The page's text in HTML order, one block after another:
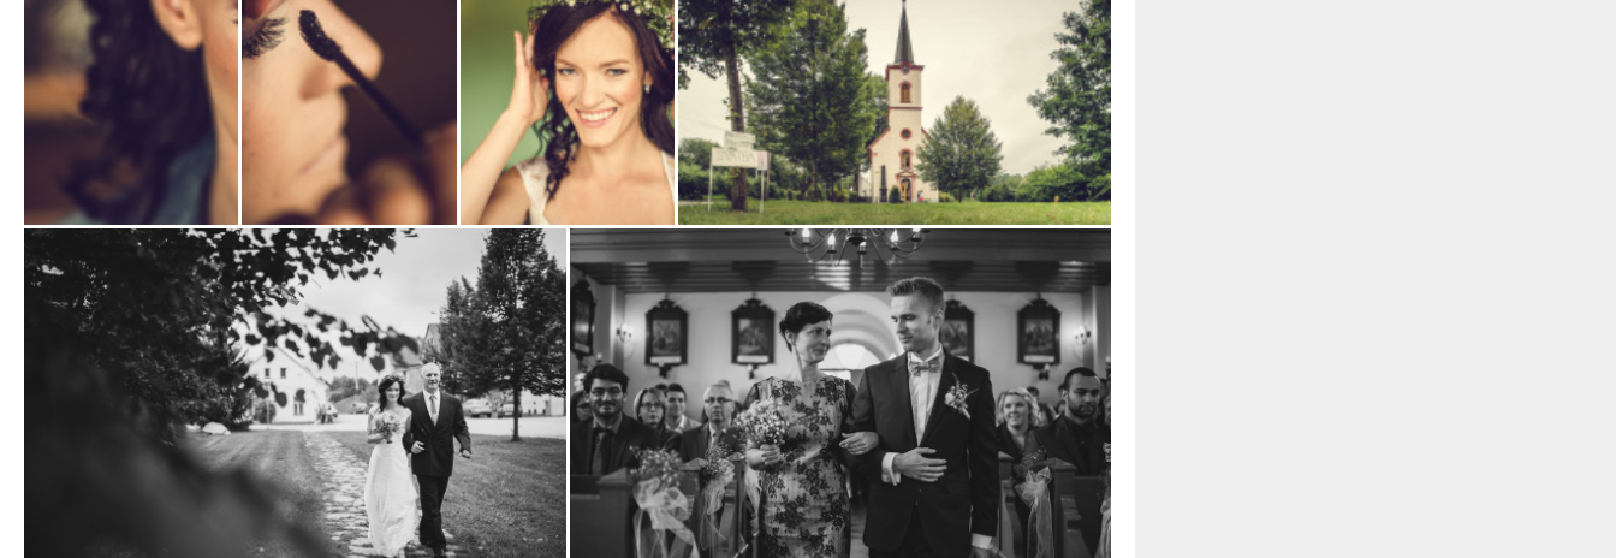
Zobrazit
fotografii
Zobrazit
Zobrazit
fotografii
Zobrazit
fotografii